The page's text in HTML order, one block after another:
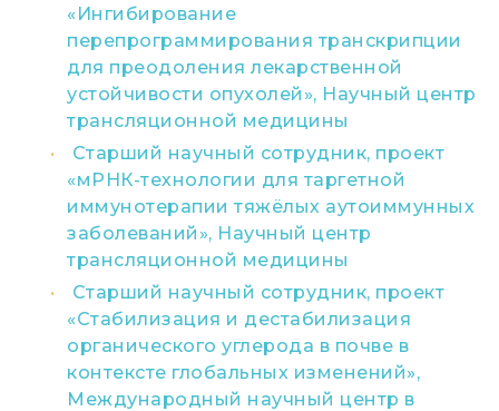
«Ингибирование
перепрограммирования транскрипции
для преодоления лекарственной
устойчивости опухолей», Научный центр
трансляционной медицины
Старший научный сотрудник, проект
«мРНК-технологии для таргетной
иммунотерапии тяжёлых аутоиммунных
заболеваний», Научный центр
трансляционной медицины
Старший научный сотрудник, проект
«Стабилизация и дестабилизация
органического углерода в почве в
контексте глобальных изменений»,
Международный научный центр в